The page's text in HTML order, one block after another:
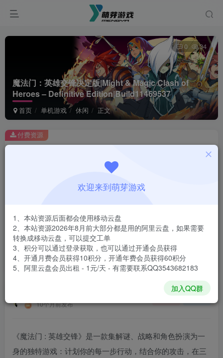
魔法门：英雄交锋决定版|Might & Magic Clash of
Heroes – Definitive Edition|Build11469537
首页 单机游戏 休闲 正文
0 34
此内容为付费资源，请付费后查看
￥1
免费
登录购买
安装包大小
游戏本体大小
1.35 GB
付费资源
10个月前发布
《魔法门 : 英雄交锋》是一款集解谜、战略和角色扮演为一
身的独特游戏：计划你的每一步行动，结合你的攻击，在三
欢迎来到萌芽游戏
1、本站资源后面都会使用移动云盘
2、本站资源2026年8月前大部分都是用的阿里云盘，如果需要
转换成移动云盘，可以提交工单
3、积分可以通过登录获取，也可以通过开通会员获得
4、开通月费会员获得10积分，开通年费会员获得60积分
5、阿里云盘会员出租 - 1元/天 - 有需要联系QQ3543682183
加入QQ群